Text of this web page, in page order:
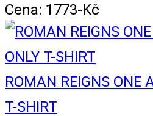
Cena: 1773-Kč
ROMAN REIGNS ONE
T-SHIRT